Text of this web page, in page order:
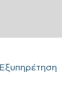
Εξυπηρέτηση